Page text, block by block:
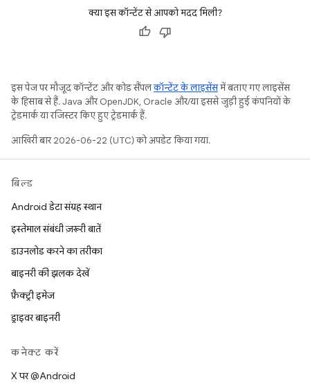
क्या इस कॉन्टेंट से आपको मदद मिली?
इस पेज पर मौजूद कॉन्टेंट और कोड सैंपलकॉन्टेंट के लाइसेंसमें बताए गए लाइसेंस
के हिसाब से हैं. Java और OpenJDK, Oracle और/या इससे जुड़ी हुई कंपनियों के
ट्रेडमार्क या रजिस्टर किए हुए ट्रेडमार्क हैं.
आखिरी बार 2026-06-22 (UTC) को अपडेट किया गया.
बिल्ड
Android डेटा संग्रह स्थान
इस्तेमाल संबंधी ज़रूरी बातें
डाउनलोड करने का तरीका
बाइनरी की झलक देखें
फ़ैक्ट्री इमेज
ड्राइवर बाइनरी
कनेक्ट करें
X पर @Android